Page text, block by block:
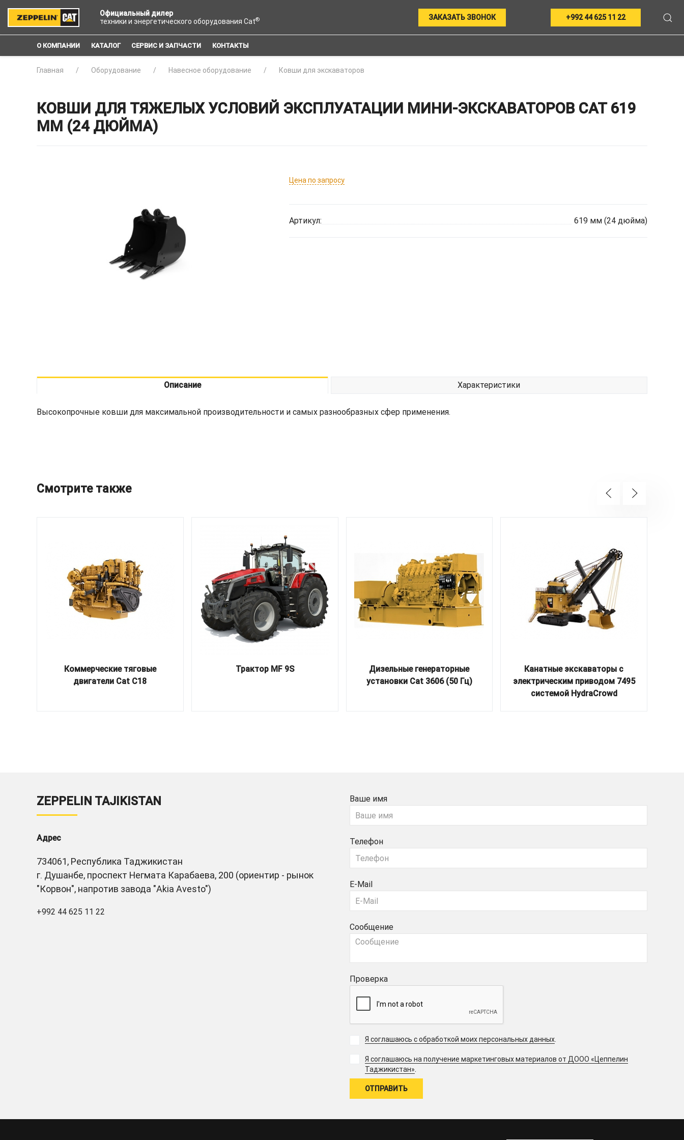
Официальный дилер
техники и энергетического оборудования Cat® ЗАКАЗАТЬ ЗВОНОК +992 44 625 11 22
О КОМПАНИИ КАТАЛОГ СЕРВИС И ЗАПЧАСТИ КОНТАКТЫ
Главная Оборудование Навесное оборудование Ковши для экскаваторов
КОВШИ ДЛЯ ТЯЖЕЛЫХ УСЛОВИЙ ЭКСПЛУАТАЦИИ МИНИ-ЭКСКАВАТОРОВ CAT 619
ММ (24 ДЮЙМА)
Цена по запросу
Артикул: 619 мм (24 дюйма)
Описание Характеристики
Высокопрочные ковши для максимальной производительности и самых разнообразных сфер применения.
Смотрите также
Коммерческие тяговые
двигатели Cat C18
Трактор MF 9S
Дизельные генераторные
установки Cat 3606 (50 Гц)
Канатные экскаваторы с
электрическим приводом 7495
системой HydraCrowd
ZEPPELIN TAJIKISTAN
Адрес
734061, Республика Таджикистан
г. Душанбе, проспект Негмата Карабаева, 200 (ориентир - рынок
"Корвон", напротив завода "Akia Avesto")
+992 44 625 11 22
Ваше имя
Телефон
E-Mail
Сообщение
Проверка
Я соглашаюсь с обработкой моих персональных данных
Я соглашаюсь на получение маркетинговых материалов от ДООО «Цеппелин
Таджикистан».